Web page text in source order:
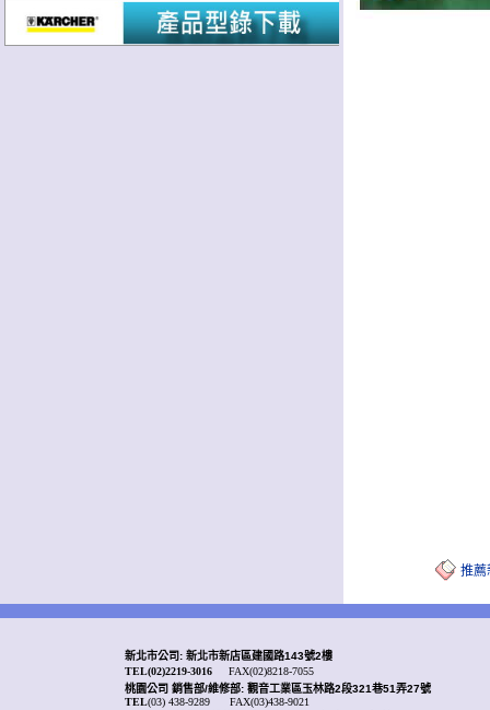
推薦
新北市公司: 新北市新店區建國路143號2樓
TEL(02)2219-3016 FAX(02)8218-7055
桃園公司 銷售部/維修部: 觀音工業區玉林路2段321巷51弄27號
TEL(03) 438-9289
FAX(03)438-9021